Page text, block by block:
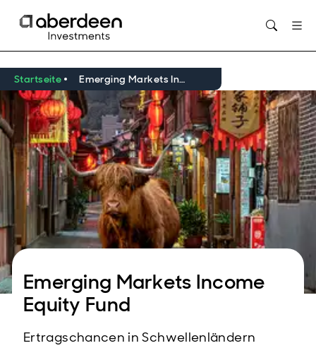
Startseite Emerging Markets Income Equity Fund
Emerging Markets Income
Equity Fund
Ertragschancen in Schwellenländern